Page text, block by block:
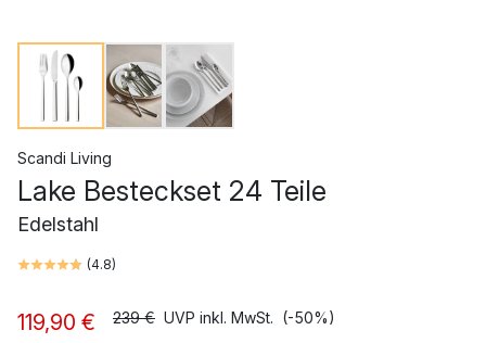
Scandi Living
Lake Besteckset 24 Teile
Edelstahl
(4.8)
119,90 € 239 € UVP inkl. MwSt. (-50%)